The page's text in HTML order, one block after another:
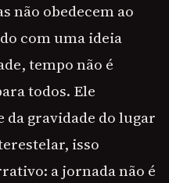
não obedecem ao
com uma ideia
tempo não é
todos. Ele
da gravidade do lugar
isso
a jornada não é